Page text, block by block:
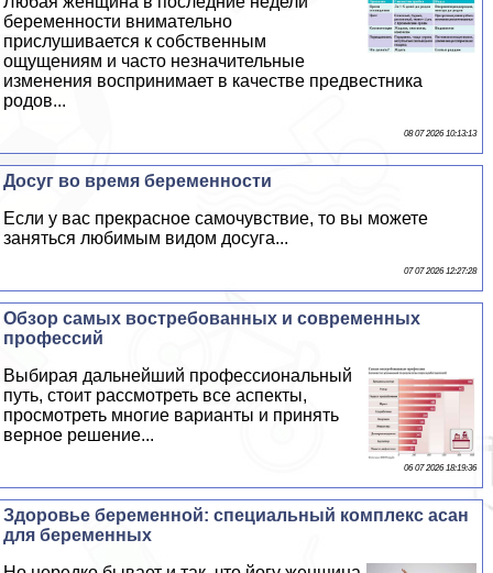
беременности внимательно
прислушивается к собственным
ощущениям и часто незначительные
изменения воспринимает в качестве предвестника
родов...
08 07 2026 10:13:13
Досуг во время беременности
Если у вас прекрасное самочувствие, то вы можете
заняться любимым видом досуга...
07 07 2026 12:27:28
Обзор самых востребованных и современных
профессий
Выбирая дальнейший профессиональный
путь, стоит рассмотреть все аспекты,
просмотреть многие варианты и принять
верное решение...
06 07 2026 18:19:36
Здоровье беременной: специальный комплекс асан
для беременных